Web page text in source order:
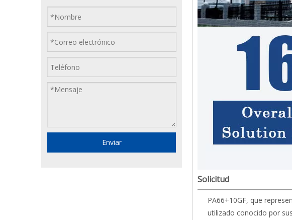
Enviar
Solicitud
PA66+10GF, que
utilizado conocido por